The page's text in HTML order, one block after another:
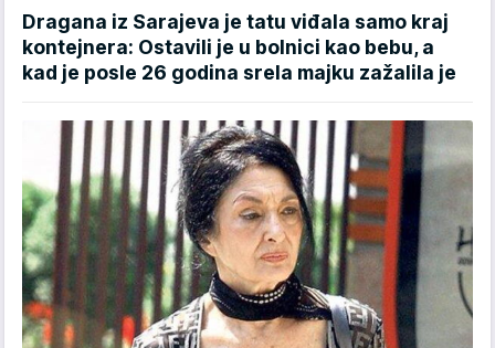
Dragana iz Sarajeva je tatu viđala samo kraj
kontejnera: Ostavili je u bolnici kao bebu, a
kad je posle 26 godina srela majku zažalila je